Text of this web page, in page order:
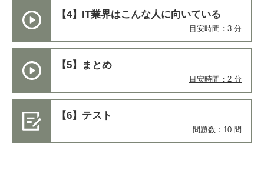
【4】IT業界はこんな人に向いている
目安時間：3 分
【5】まとめ
目安時間：2 分
【6】テスト
問題数：10 問